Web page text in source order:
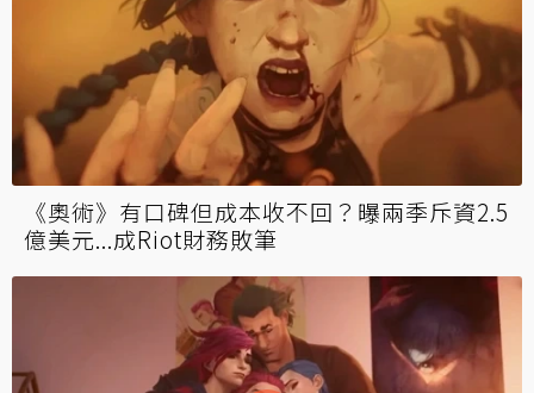
《奧術》有口碑但成本收不回？曝兩季斥資2.5
億美元...成Riot財務敗筆